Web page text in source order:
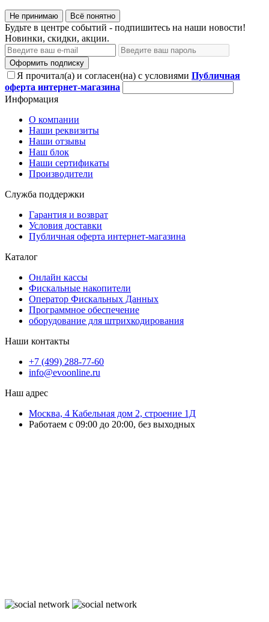
Не принимаю Всё понятно
Будьте в центре событий - подпишитесь на наши новости!
Новинки, скидки, акции.
Оформить подписку
Я прочитал(а) и согласен(на) с условиями Публичная
оферта интернет-магазина
Информация
О компании
Наши реквизиты
Наши отзывы
Наш блок
Наши сертификаты
Производители
Служба поддержки
Гарантия и возврат
Условия доставки
Публичная оферта интернет-магазина
Каталог
Онлайн кассы
Фискальные накопители
Оператор Фискальных Данных
Программное обеспечение
оборудование для штрихкодирования
Наши контакты
+7 (499) 288-77-60
info@evoonline.ru
Наш адрес
Москва, 4 Кабельная дом 2, строение 1Д
Работаем с 09:00 до 20:00, без выходных